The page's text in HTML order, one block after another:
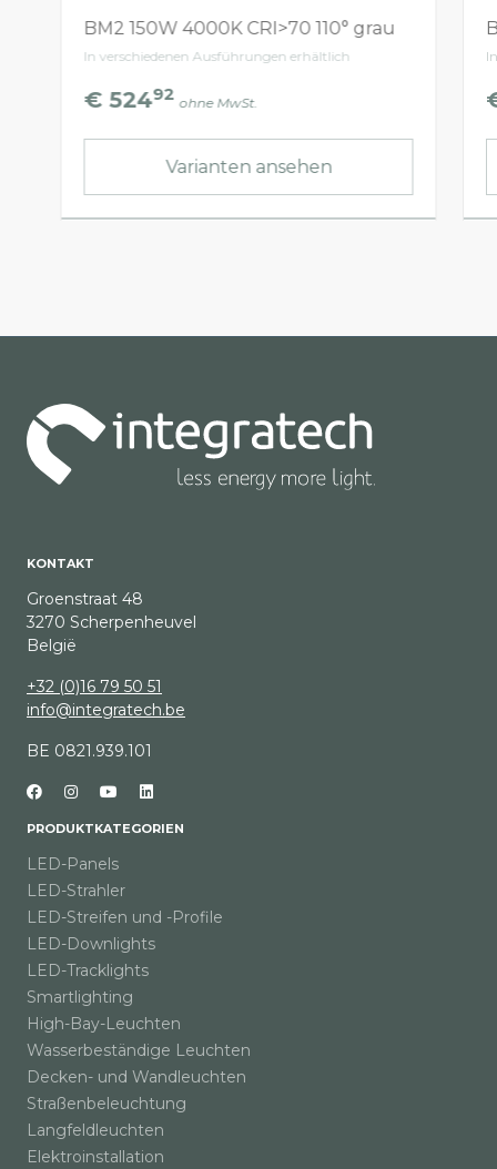
BM2 150W 4000K CRI>70 110° grau
In verschiedenen Ausführungen erhältlich
€ 52492 ohne MwSt.
Varianten ansehen
KONTAKT
Groenstraat 48
3270 Scherpenheuvel
België
+32 (0)16 79 50 51
info@integratech.be
BE 0821.939.101
PRODUKTKATEGORIEN
LED-Panels
LED-Strahler
LED-Streifen und -Profile
LED-Downlights
LED-Tracklights
Smartlighting
High-Bay-Leuchten
Wasserbeständige Leuchten
Decken- und Wandleuchten
Straßenbeleuchtung
Langfeldleuchten
Elektroinstallation